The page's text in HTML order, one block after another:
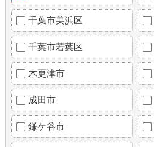
千葉市美浜区
千葉市若葉区
木更津市
成田市
鎌ケ谷市